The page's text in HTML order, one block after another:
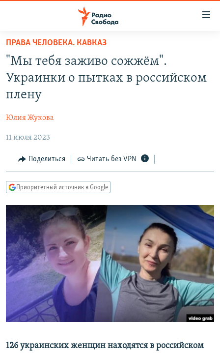
упрощенного
доступа
Вернуться
основному
Вернутся
навигации
Вернутся
поиску
ПРОГРАММЫ
АВТОРСКИЕ ПРОЕКТЫ
МНЕНИЯ
КУЛЬТУРА
IDEL.РЕАЛИИ
СЕВЕР.РЕАЛИИ
СИБИРЬ.РЕАЛИИ
РАСПИСАНИЕ ВЕЩАНИЯ
ПОДПИШИТЕСЬ НА РАССЫЛКУ
СОЦИАЛЬНЫЕ СЕТИ
Все сайты РСЕ/РС
ПРАВА ЧЕЛОВЕКА. КАВКАЗ
"Мы тебя заживо сожжём".
Украинки о пытках в российском
плену
Юлия Жукова
11 июля 2023
Поделиться Читать без VPN
Приоритетный источник в Google
126 украинских женщин находятся в российском